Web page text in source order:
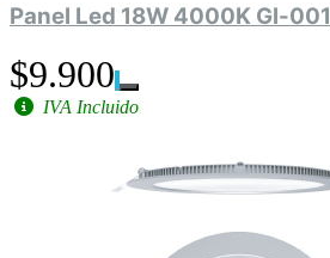
Panel Led 18W 4000K Gl-001
$9.900
IVA Incluido